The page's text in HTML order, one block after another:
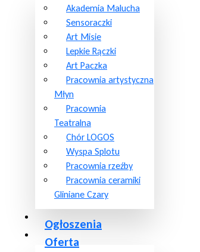
Akademia Malucha
Sensoraczki
Art Misie
Lepkie Rączki
Art Paczka
Pracownia artystyczna
Młyn
Pracownia
Teatralna
Chór LOGOS
Wyspa Splotu
Pracownia rzeźby
Pracownia ceramiki
Gliniane Czary
Ogłoszenia
Oferta